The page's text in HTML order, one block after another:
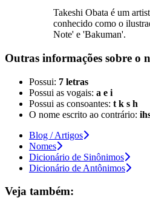
Takeshi Obata é um
conhecido como o
Note' e 'Bakuman'.
Outras informações sobre o
Possui: 7 letras
Possui as vogais: a e i
Possui as consoantes: t k s h
O nome escrito ao contrário:
Blog / Artigos
Nomes
Dicionário de Sinônimos
Dicionário de Antônimos
Veja também: